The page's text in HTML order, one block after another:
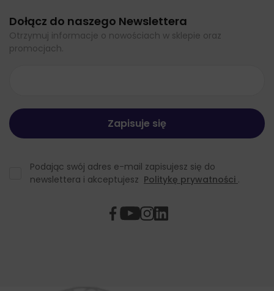
Dołącz do naszego Newslettera
Otrzymuj informacje o nowościach w sklepie oraz
promocjach.
Podając swój adres e-mail zapisujesz się do
newslettera i akceptujesz Politykę prywatności .